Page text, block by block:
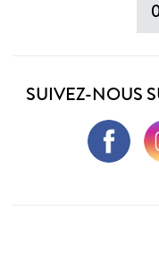
SUIVEZ-NOUS